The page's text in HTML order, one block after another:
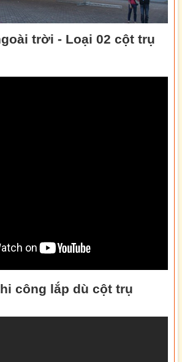
trời - Loại 02 cột trụ
công lắp dù cột trụ